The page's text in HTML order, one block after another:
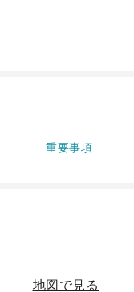
重要事項
地図で見る